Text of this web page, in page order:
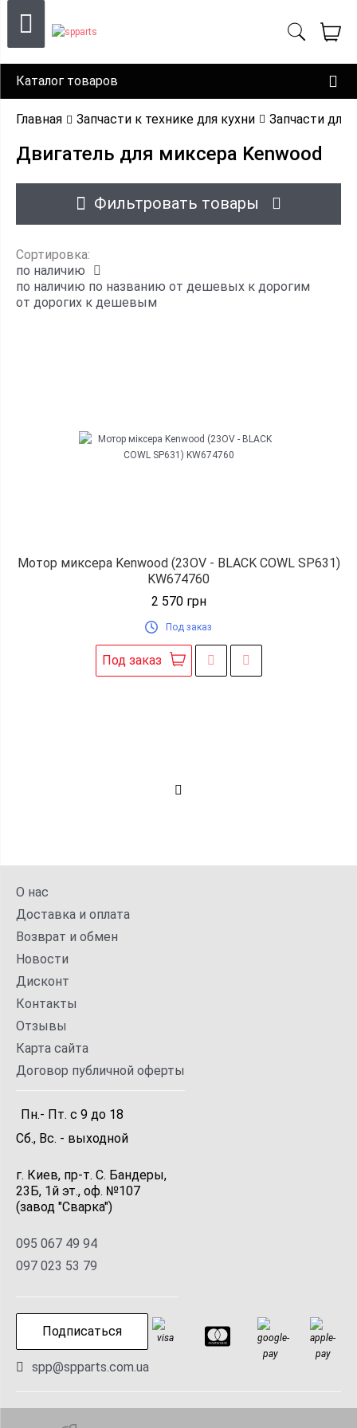
Каталог товаров
Главная Запчасти к технике для кухни Запчасти для
Двигатель для миксера Kenwood
Фильтровать товары
Сортировка:
по наличию
по наличию по названию от дешевых к дорогим
от дорогих к дешевым
Мотор миксера Kenwood (23OV - BLACK COWL SP631)
KW674760
2 570грн
Под заказ
Под заказ
О нас
Доставка и оплата
Возврат и обмен
Новости
Дисконт
Контакты
Отзывы
Карта сайта
Договор публичной оферты
Пн.- Пт. с 9 до 18
Сб., Вс. - выходной
г. Киев, пр-т. С. Бандеры,
23Б, 1й эт., оф. №107
(завод "Сварка")
095 067 49 94
097 023 53 79
Подписаться
spp@spparts.com.ua